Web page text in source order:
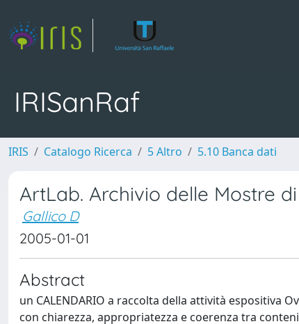
IRISanRaf
IRIS Catalogo Ricerca 5 Altro 5.10 Banca dati
ArtLab. Archivio delle Mostre
Gallico D
2005-01-01
Abstract
un CALENDARIO a raccolta della attività espositiva
con chiarezza, appropriatezza e coerenza tra